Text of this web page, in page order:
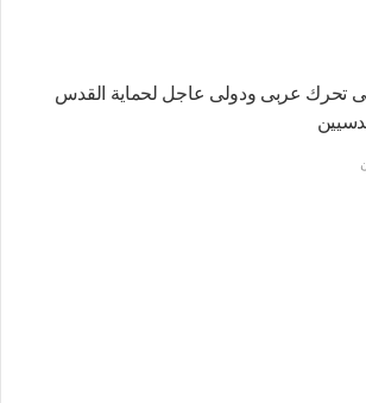
تحرك عربى ودولى عاجل لحماية القدس